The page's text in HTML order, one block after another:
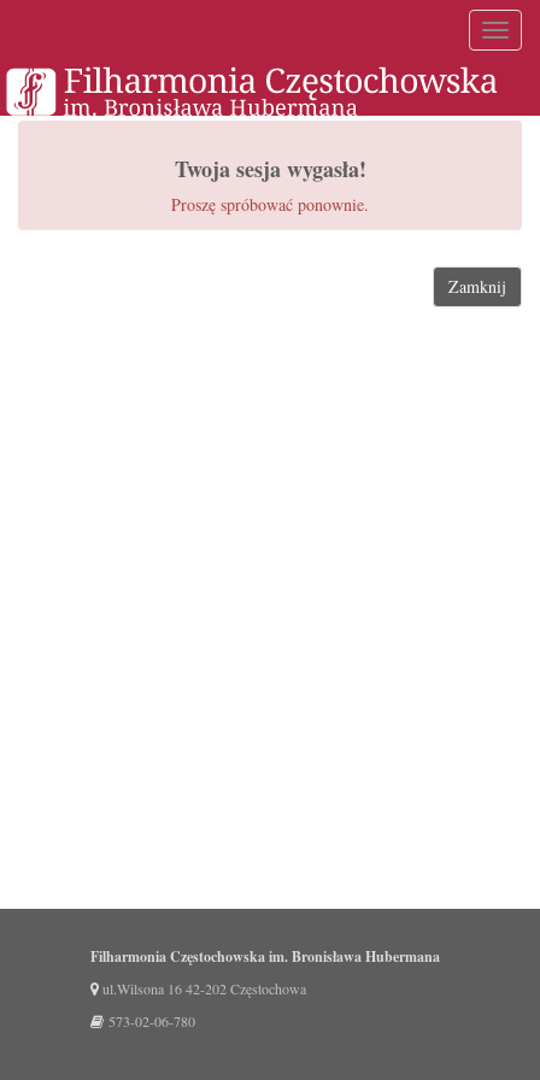
Toggle
Twoja sesja wygasła!
Proszę spróbować ponownie.
Zamknij
Filharmonia Częstochowska im. Bronisława Hubermana
ul.Wilsona 16 42-202 Częstochowa
573-02-06-780